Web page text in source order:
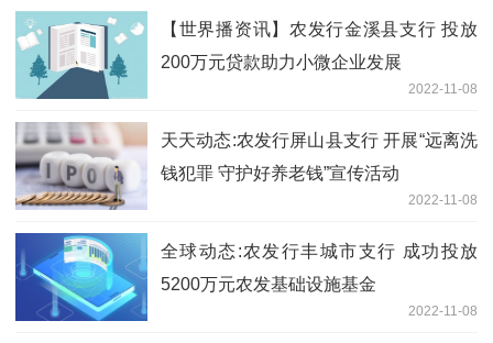
【世界播资讯】农发行金溪县支行 投放
200万元贷款助力小微企业发展
2022-11-08
天天动态:农发行屏山县支行 开展“远离洗
钱犯罪 守护好养老钱”宣传活动
2022-11-08
全球动态:农发行丰城市支行 成功投放
5200万元农发基础设施基金
2022-11-08